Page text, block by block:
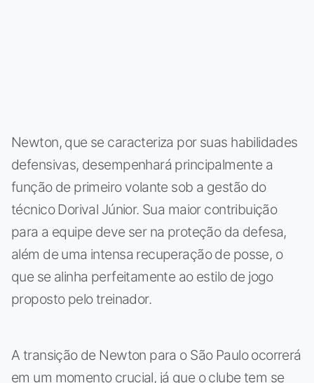
Newton, que se caracteriza por suas habilidades
defensivas, desempenhará principalmente a
função de primeiro volante sob a gestão do
técnico Dorival Júnior. Sua maior contribuição
para a equipe deve ser na proteção da defesa,
além de uma intensa recuperação de posse, o
que se alinha perfeitamente ao estilo de jogo
proposto pelo treinador.
A transição de Newton para o São Paulo ocorrerá
em um momento crucial, já que o clube tem se